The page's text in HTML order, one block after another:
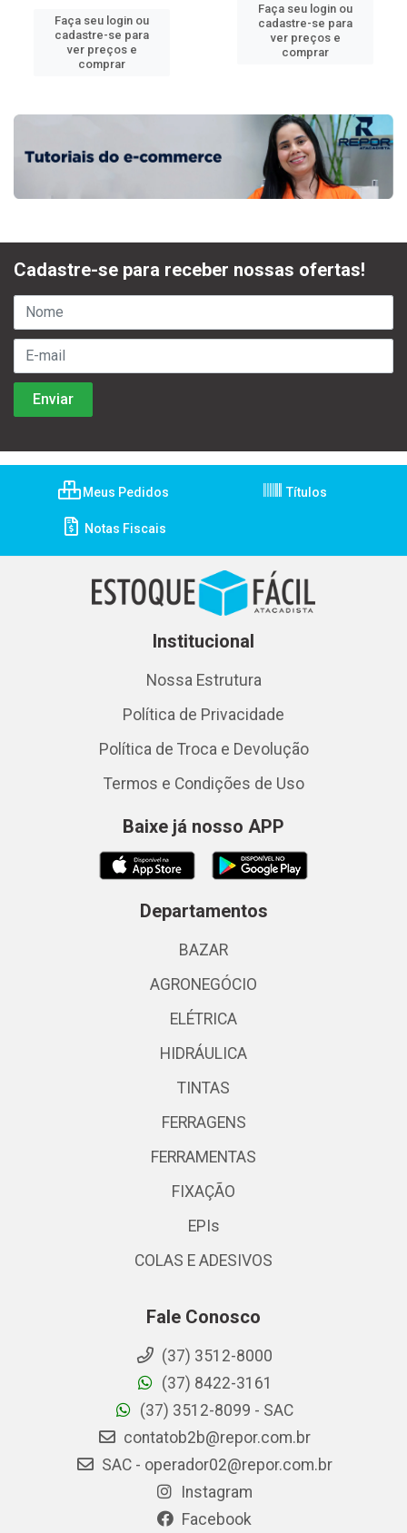
Faça seu login ou
cadastre-se para
ver preços e
comprar
Faça seu login ou
cadastre-se para
ver preços e
comprar
Cadastre-se para receber nossas ofertas!
Meus Pedidos Títulos
Notas Fiscais
Institucional
Nossa Estrutura
Política de Privacidade
Política de Troca e Devolução
Termos e Condições de Uso
Baixe já nosso APP
Departamentos
BAZAR
AGRONEGÓCIO
ELÉTRICA
HIDRÁULICA
TINTAS
FERRAGENS
FERRAMENTAS
FIXAÇÃO
EPIs
COLAS E ADESIVOS
Fale Conosco
(37) 3512-8000
(37) 8422-3161
(37) 3512-8099 - SAC
contatob2b@repor.com.br
SAC - operador02@repor.com.br
Instagram
Facebook